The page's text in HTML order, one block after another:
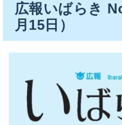
広報いばらき
月15日）